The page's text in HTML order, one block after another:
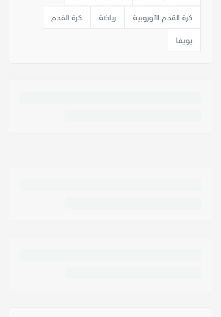
كرة القدم الأوروبية رياضة كرة القدم
يويفا